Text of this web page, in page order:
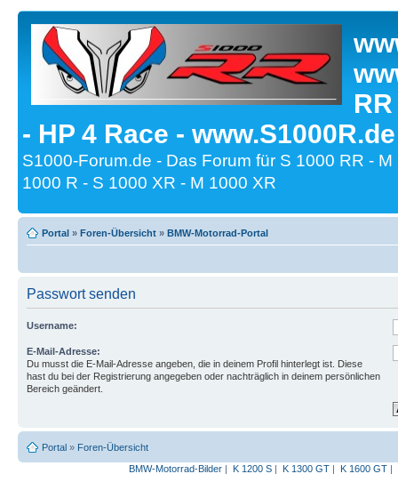
- HP 4 Race -
S1000-Forum.de - Das Forum für S 1000 RR -
1000 R - S 1000 XR - M 1000 XR
Portal » Foren-Übersicht » BMW-Motorrad-Portal
Passwort senden
Username:
E-Mail-Adresse:
Du musst die E-Mail-Adresse angeben, die in deinem Profil hinterlegt ist. Diese
hast du bei der Registrierung angegeben oder nachträglich in deinem persönlichen
Bereich geändert.
Portal » Foren-Übersicht
BMW-Motorrad-Bilder| K 1200 S| K 1300 GT| K 1600 GT|